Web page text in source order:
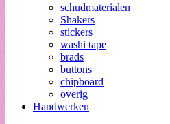
schudmaterialen
Shakers
stickers
washi tape
brads
buttons
chipboard
overig
Handwerken